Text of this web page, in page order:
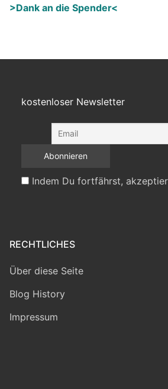
>Dank an die Spender<
kostenloser Newsletter
Indem Du fortfährst,
RECHTLICHES
Über diese Seite
Blog History
Impressum